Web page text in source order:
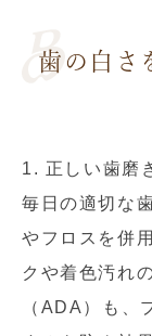
歯の白さ
1. 正しい歯磨
毎日の適切な
やフロスを併
クや着色汚れ
（ADA）も、